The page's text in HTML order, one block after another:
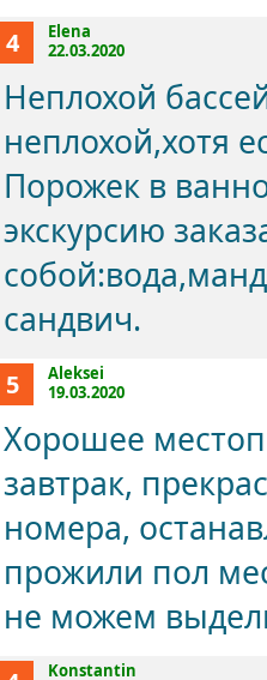
4
Elena
22.03.2020
Неплохой
неплохой,хотя
Порожек в
экскурсию
сандвич.
5
Aleksei
19.03.2020
Хорошее
завтрак,
номера,
прожили пол
не можем
Konstantin